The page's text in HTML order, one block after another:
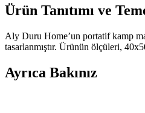
Ürün Tanıtımı ve
Aly Duru Home’un portatif kamp
tasarlanmıştır. Ürünün ölçüleri,
Ayrıca Bakınız